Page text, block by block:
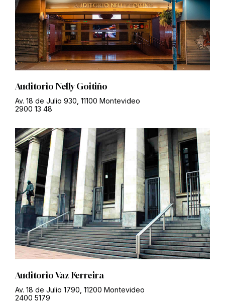
Auditorio Nelly Goitiño
Av. 18 de Julio 930, 11100 Montevideo
2900 13 48
Auditorio Vaz Ferreira
Av. 18 de Julio 1790, 11200 Montevideo
2400 5179